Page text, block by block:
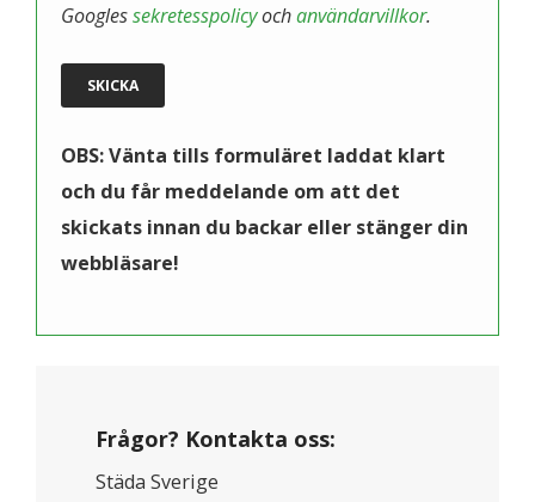
Googlessekretesspolicyochanvändarvillkor.
OBS: Vänta tills formuläret laddat klart
och du får meddelande om att det
skickats innan du backar eller stänger din
webbläsare!
Frågor? Kontakta oss:
Städa Sverige